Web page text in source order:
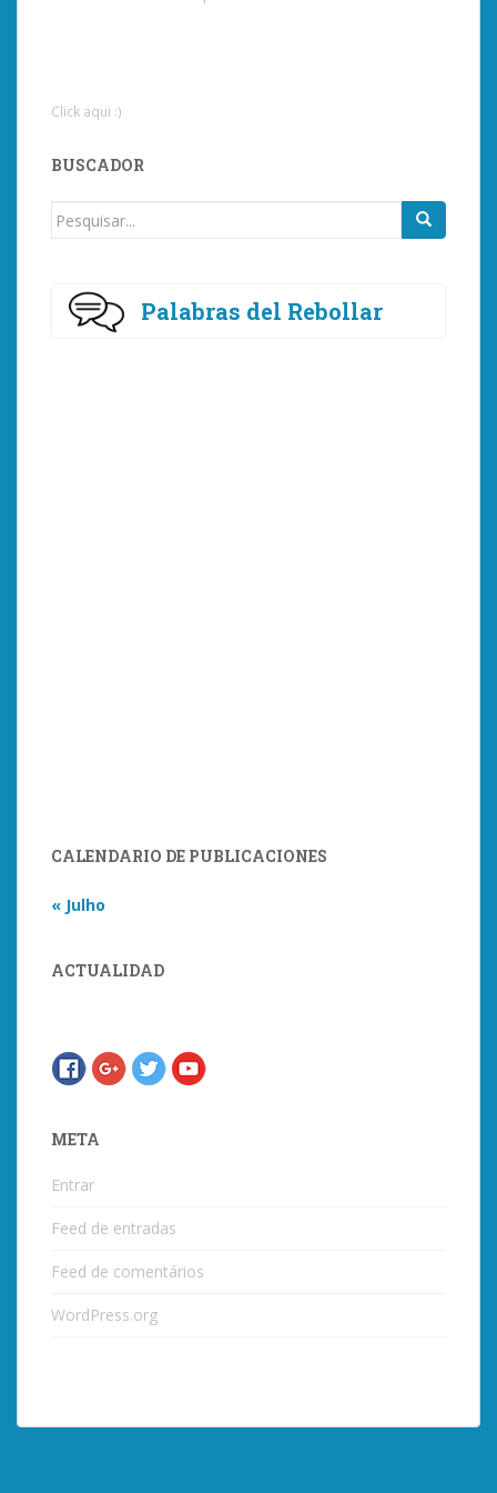
Click aqui :)
BUSCADOR
Procurar
Palabras del Rebollar
CALENDARIO DE PUBLICACIONES
« Julho
ACTUALIDAD
META
Entrar
Feed de entradas
Feed de comentários
WordPress.org